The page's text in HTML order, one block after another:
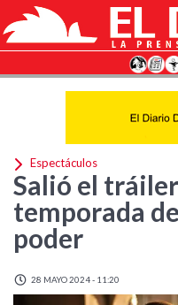
Espectáculos
Salió el
temporada
poder
28 MAYO 2024 - 11:20